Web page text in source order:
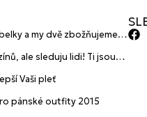
a my dvě zbožňujeme
ale sleduju lidi! Ti jsou
Vaši pleť
pánské outfity 2015